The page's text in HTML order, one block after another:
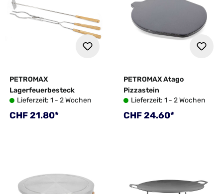
PETROMAX
Lagerfeuerbesteck
Lieferzeit: 1 - 2 Wochen
Regulärer Preis:
CHF 21.80*
PETROMAX Atago
Pizzastein
Lieferzeit: 1 - 2 Wochen
Regulärer Preis:
CHF 24.60*